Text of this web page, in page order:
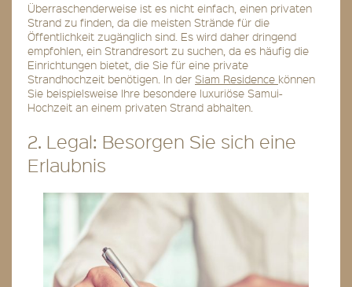
Überraschenderweise ist es nicht einfach, einen privaten
Strand zu finden, da die meisten Strände für die
Öffentlichkeit zugänglich sind. Es wird daher dringend
empfohlen, ein Strandresort zu suchen, da es häufig die
Einrichtungen bietet, die Sie für eine private
Strandhochzeit benötigen. In der Siam Residence können
Sie beispielsweise Ihre besondere luxuriöse Samui-
Hochzeit an einem privaten Strand abhalten.
2. Legal: Besorgen Sie sich eine
Erlaubnis